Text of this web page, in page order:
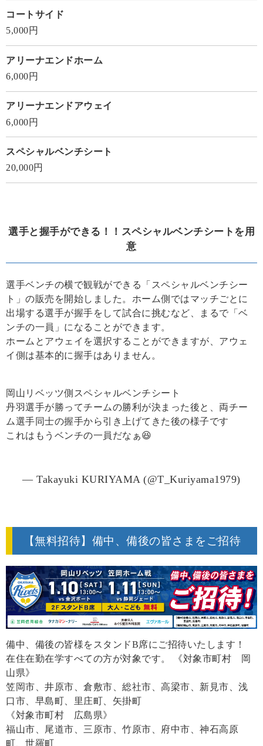
コートサイド
5,000円
アリーナエンドホーム
6,000円
アリーナエンドアウェイ
6,000円
スペシャルベンチシート
20,000円
選手と握手ができる！！スペシャルベンチシートを用
意
選手ベンチの横で観戦ができる「スペシャルベンチシー
ト」の販売を開始しました。ホーム側ではマッチごとに
出場する選手が握手をして試合に挑むなど、まるで「ベ
ンチの一員」になることができます。
ホームとアウェイを選択することができますが、アウェ
イ側は基本的に握手はありません。
岡山リベッツ側スペシャルベンチシート
丹羽選手が勝ってチームの勝利が決まった後と、両チー
ム選手同士の握手から引き上げてきた後の様子です
これはもうベンチの一員だなぁ😆
— Takayuki KURIYAMA (@T_Kuriyama1979)
【無料招待】備中、備後の皆さまをご招待
備中、備後の皆様をスタンドB席にご招待いたします！
在住在勤在学すべての方が対象です。 《対象市町村 岡
山県》
笠岡市、井原市、倉敷市、総社市、高梁市、新見市、浅
口市、早島町、里庄町、矢掛町
《対象市町村 広島県》
福山市、尾道市、三原市、竹原市、府中市、神石高原
町、世羅町